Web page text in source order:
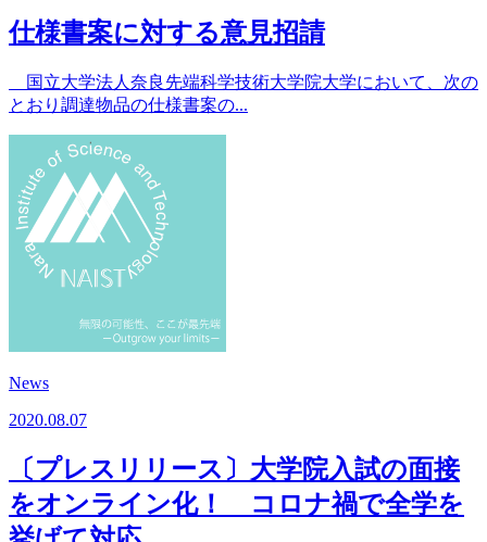
仕様書案に対する意見招請
国立大学法人奈良先端科学技術大学院大学において、次の
とおり調達物品の仕様書案の...
News
2020.08.07
〔プレスリリース〕大学院入試の面接
をオンライン化！ コロナ禍で全学を